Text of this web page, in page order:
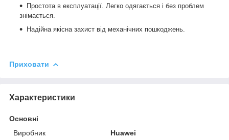
Простота в експлуатації. Легко одягається і без проблем
знімається.
Надійна якісна захист від механічних пошкоджень.
Приховати
Характеристики
Основні
Виробник
Huawei